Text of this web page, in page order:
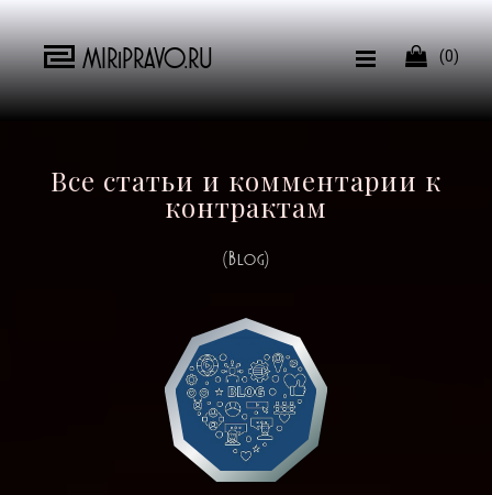
MIRiPRAVO.RU  (0)
Все статьи и комментарии к
контрактам
(Blog)